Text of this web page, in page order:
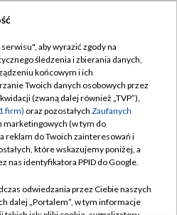
TVP
TVP
prywatności
zgody
Pomoc
Kontakt
aby wyrazić zgody na
śledzenia i zbierania danych,
końcowym i ich
Twoich danych osobowych przez
(zwaną dalej również „TVP”),
firm) oraz pozostałych Zaufanych
marketingowych (w tym do
reklam do Twoich zainteresowań i
które wskazujemy poniżej, a
nas identyfikatora PPID do Google.
odwiedzania przez Ciebie naszych
dalej „Portalem”, w tym informacje